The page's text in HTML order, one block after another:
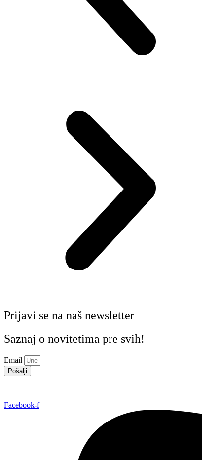
Prijavi se na naš newsletter
Saznaj o novitetima pre svih!
Email
Pošalji
Facebook-f